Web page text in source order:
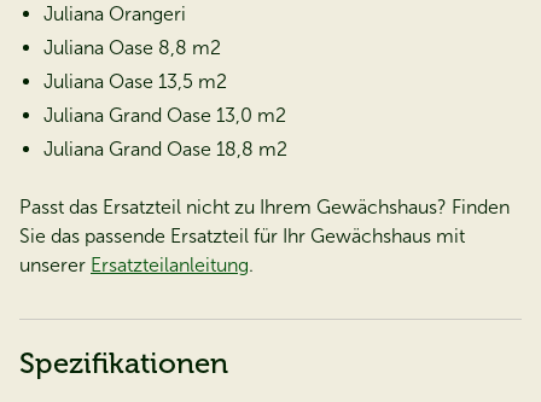
Juliana Orangeri
Juliana Oase 8,8 m2
Juliana Oase 13,5 m2
Juliana Grand Oase 13,0 m2
Juliana Grand Oase 18,8 m2
Passt das Ersatzteil nicht zu Ihrem Gewächshaus? Finden
Sie das passende Ersatzteil für Ihr Gewächshaus mit
unserer Ersatzteilanleitung.
Spezifikationen